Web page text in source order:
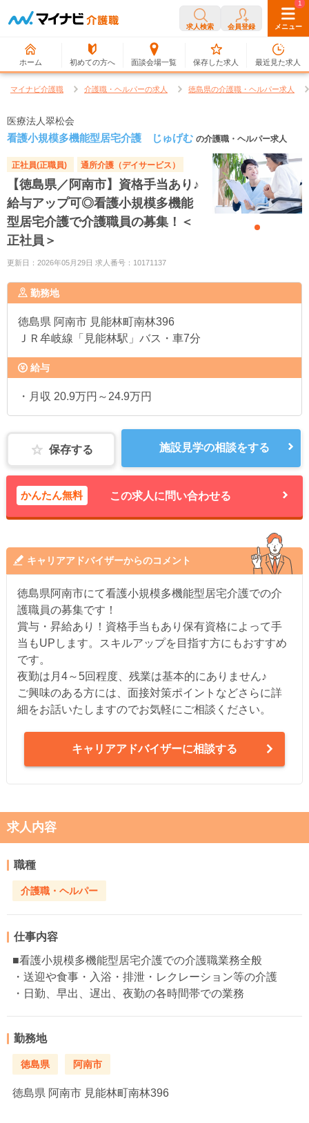
求人検索 会員登録 メニュー
ホーム 初めての方へ 面談会場一覧
0
保存した求人
1
最近見た求人
マイナビ介護職 介護職・ヘルパーの求人 徳島県の介護職・ヘルパー求人
医療法人翠松会
看護小規模多機能型居宅介護 じゅげむ の介護職・ヘルパー求人
正社員(正職員) 通所介護（デイサービス）
【徳島県／阿南市】資格手当あり♪
給与アップ可◎看護小規模多機能
型居宅介護で介護職員の募集！＜
正社員＞
更新日：2026年05月29日 求人番号：10171137
勤務地
徳島県 阿南市 見能林町南林396
ＪＲ牟岐線「見能林駅」バス・車7分
給与
・月収 20.9万円～24.9万円
保存する 施設見学の相談をする
かんたん無料 この求人に問い合わせる
キャリアアドバイザーからのコメント
徳島県阿南市にて看護小規模多機能型居宅介護での介
護職員の募集です！
賞与・昇給あり！資格手当もあり保有資格によって手
当もUPします。スキルアップを目指す方にもおすすめ
です。
夜勤は月4～5回程度、残業は基本的にありません♪
ご興味のある方には、面接対策ポイントなどさらに詳
細をお話いたしますのでお気軽にご相談ください。
キャリアアドバイザーに相談する
求人内容
職種
介護職・ヘルパー
仕事内容
■看護小規模多機能型居宅介護での介護職業務全般
・送迎や食事・入浴・排泄・レクレーション等の介護
・日勤、早出、遅出、夜勤の各時間帯での業務
勤務地
徳島県 阿南市
徳島県 阿南市 見能林町南林396